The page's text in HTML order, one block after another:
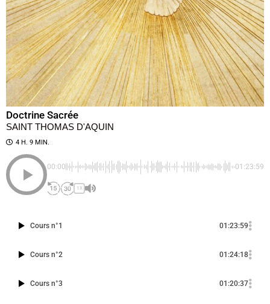
Doctrine Sacrée
SAINT THOMAS D'AQUIN
4 H. 9 MIN.
00:00 -01:23:59
1X
Cours n°1 01:23:59
Cours n°2 01:24:18
Cours n°3 01:20:37